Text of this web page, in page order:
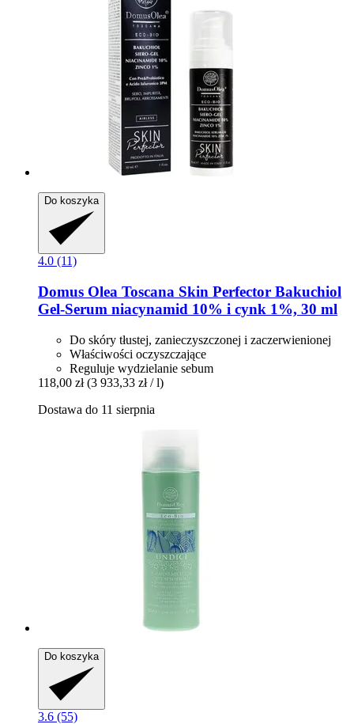
Do koszyka
4.0 (11)
Domus Olea Toscana Skin Perfector Bakuchiol
Gel-​Serum niacynamid 10% i cynk 1%, 30 ml
Do skóry tłustej, zanieczyszczonej i zaczerwienionej
Właściwości oczyszczające
Reguluje wydzielanie sebum
118,00 zł (3 933,33 zł / l)
Dostawa do 11 sierpnia
Do koszyka
3.6 (55)